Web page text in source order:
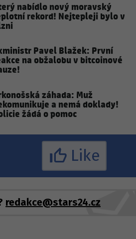
nabídlo nový moravský
rekord! Nejtepleji bylo v
Pavel Blažek: První
na obžalobu v bitcoinové
záhada: Muž
a nemá doklady!
žádá o pomoc
Like
redakce@stars24.cz